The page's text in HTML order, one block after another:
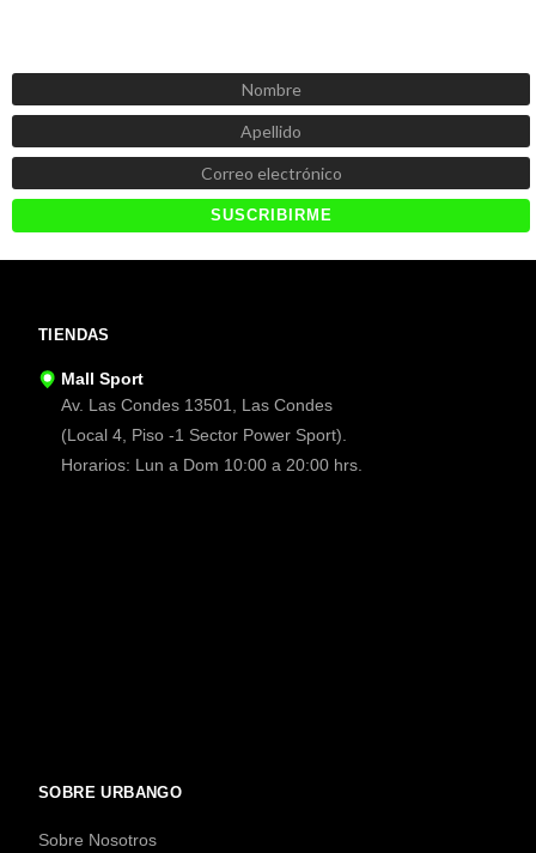
TIENDAS
Mall Sport
Av. Las Condes 13501, Las Condes
(Local 4, Piso -1 Sector Power Sport).
Horarios: Lun a Dom 10:00 a 20:00 hrs.
SOBRE URBANGO
Sobre Nosotros